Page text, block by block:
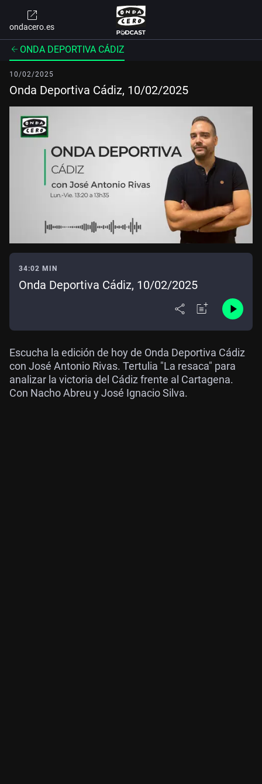
ondacero.es
ONDA DEPORTIVA CÁDIZ
10/02/2025
Onda Deportiva Cádiz, 10/02/2025
34:02 MIN
Onda Deportiva Cádiz, 10/02/2025
Escucha la edición de hoy de Onda Deportiva Cádiz
con José Antonio Rivas. Tertulia "La resaca" para
analizar la victoria del Cádiz frente al Cartagena.
Con Nacho Abreu y José Ignacio Silva.